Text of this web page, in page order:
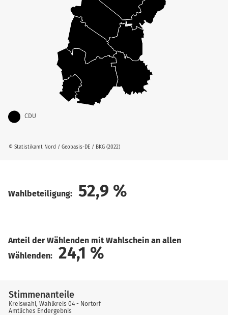
© Statistikamt Nord / Geobasis-DE / BKG (2022)
CDU
Wahlbeteiligung: 52,9 %
Anteil der Wählenden mit Wahlschein an allen
Wählenden:
24,1 %
Stimmenanteile
Kreiswahl, Wahlkreis 04 - Nortorf
Amtliches Endergebnis